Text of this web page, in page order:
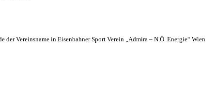
der Vereinsname in Eisenbahner Sport Verein „Admira – N.Ö. Energie“ Wien